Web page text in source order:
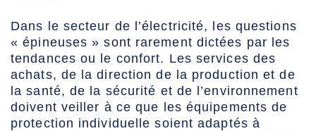
Dans le secteur de l’électricité, les questions
« épineuses » sont rarement dictées par les
tendances ou le confort. Les services des
achats, de la direction de la production et de
la santé, de la sécurité et de l’environnement
doivent veiller à ce que les équipements de
protection individuelle soient adaptés à